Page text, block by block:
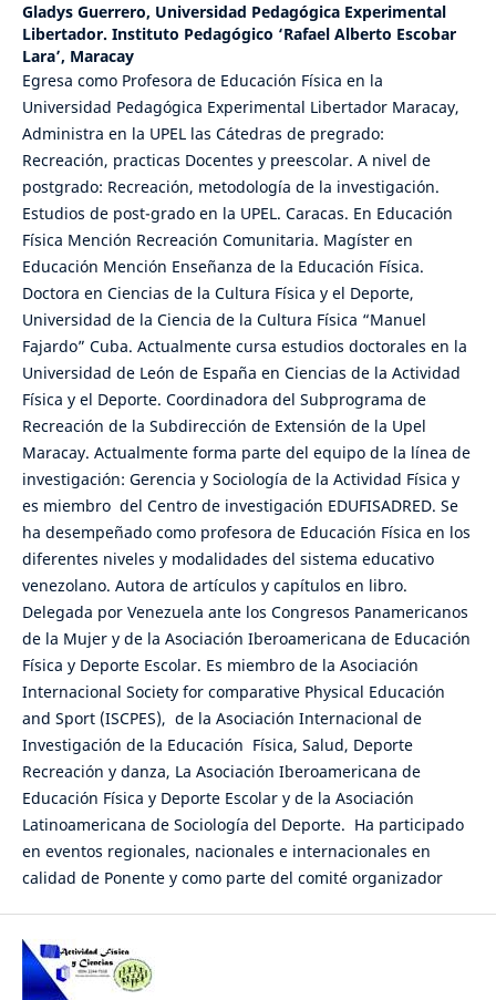
Gladys Guerrero, Universidad Pedagógica Experimental
Libertador. Instituto Pedagógico ‘Rafael Alberto Escobar
Lara’, Maracay
Egresa como Profesora de Educación Física en la
Universidad Pedagógica Experimental Libertador Maracay,
Administra en la UPEL las Cátedras de pregrado:
Recreación, practicas Docentes y preescolar. A nivel de
postgrado: Recreación, metodología de la investigación.
Estudios de post-grado en la UPEL. Caracas. En Educación
Física Mención Recreación Comunitaria. Magíster en
Educación Mención Enseñanza de la Educación Física.
Doctora en Ciencias de la Cultura Física y el Deporte,
Universidad de la Ciencia de la Cultura Física “Manuel
Fajardo” Cuba. Actualmente cursa estudios doctorales en la
Universidad de León de España en Ciencias de la Actividad
Física y el Deporte. Coordinadora del Subprograma de
Recreación de la Subdirección de Extensión de la Upel
Maracay. Actualmente forma parte del equipo de la línea de
investigación: Gerencia y Sociología de la Actividad Física y
es miembro del Centro de investigación EDUFISADRED. Se
ha desempeñado como profesora de Educación Física en los
diferentes niveles y modalidades del sistema educativo
venezolano. Autora de artículos y capítulos en libro.
Delegada por Venezuela ante los Congresos Panamericanos
de la Mujer y de la Asociación Iberoamericana de Educación
Física y Deporte Escolar. Es miembro de la Asociación
Internacional Society for comparative Physical Educación
and Sport (ISCPES), de la Asociación Internacional de
Investigación de la Educación Física, Salud, Deporte
Recreación y danza, La Asociación Iberoamericana de
Educación Física y Deporte Escolar y de la Asociación
Latinoamericana de Sociología del Deporte. Ha participado
en eventos regionales, nacionales e internacionales en
calidad de Ponente y como parte del comité organizador